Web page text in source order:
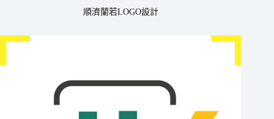
順濟蘭若LOGO設計